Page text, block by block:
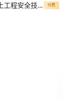
工程资料-挖土工程安全技术交底 付费